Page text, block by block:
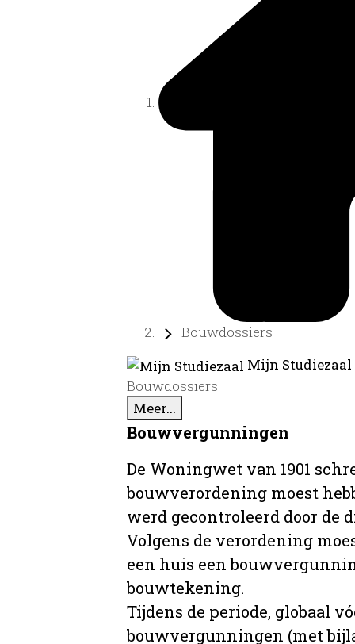
Bouwdossiers
Mijn
Bouwdossiers
Meer...
Bouwvergunningen
De Woningwet van 1901
bouwverordening moest
werd gecontroleerd door de
Volgens de verordening
een huis een
bouwtekening.
Tijdens de periode, globaal
bouwvergunningen (met